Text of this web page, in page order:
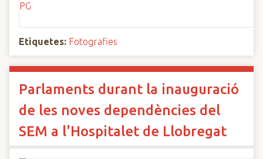
Etiquetes: Fotografies
Parlaments durant la inauguració
de les noves dependències del
SEM a l'Hospitalet de Llobregat